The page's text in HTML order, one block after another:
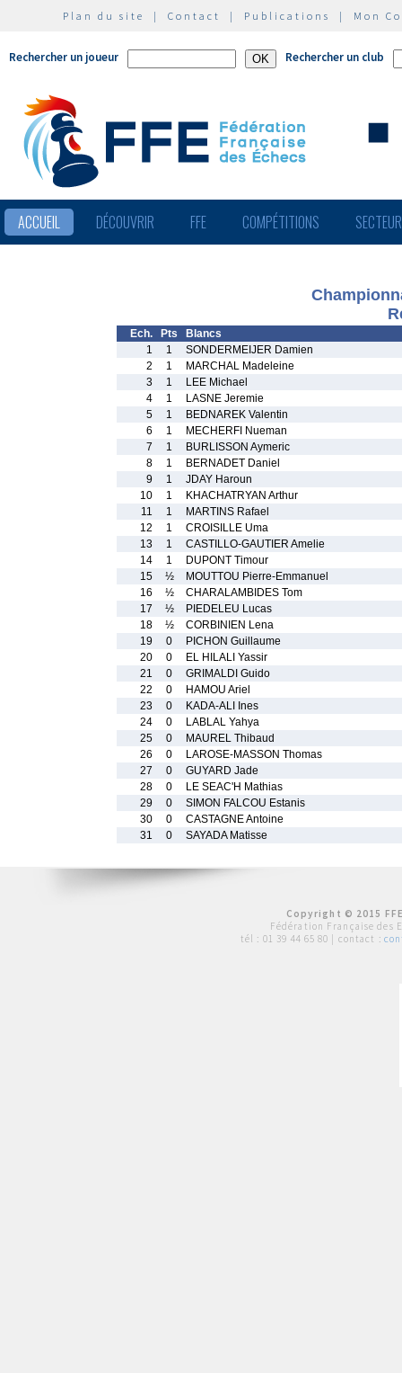
Plan du site | Contact | Publications | Mon
Rechercher un joueur Rechercher un club
ACCUEIL DÉCOUVRIR FFE COMPÉTITIONS
Ech. Pts
Blancs
1
1
SONDERMEIJER Damien
2
1
MARCHAL Madeleine
3
1
LEE Michael
4
1
LASNE Jeremie
5
1
BEDNAREK Valentin
6
1
MECHERFI Nueman
7
1
BURLISSON Aymeric
8
1
BERNADET Daniel
9
1
JDAY Haroun
10
1
KHACHATRYAN Arthur
11
1
MARTINS Rafael
12
1
CROISILLE Uma
13
1
CASTILLO-GAUTIER Amelie
14
1
DUPONT Timour
15
½
MOUTTOU Pierre-Emmanuel
16
½
CHARALAMBIDES Tom
17
½
PIEDELEU Lucas
18
½
CORBINIEN Lena
19
0
PICHON Guillaume
20
0
EL HILALI Yassir
21
0
GRIMALDI Guido
22
0
HAMOU Ariel
23
0
KADA-ALI Ines
24
0
LABLAL Yahya
25
0
MAUREL Thibaud
26
0
LAROSE-MASSON Thomas
27
0
GUYARD Jade
28
0
LE SEAC'H Mathias
29
0
SIMON FALCOU Estanis
30
0
CASTAGNE Antoine
31
0 SAYADA Matisse
Copyright © 2015
Fédération Française des
tél : 01 39 44 65 80 | contact :